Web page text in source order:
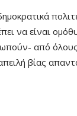
να είναι
από
βίας